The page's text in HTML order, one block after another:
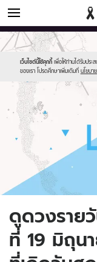
ดูดวง
เว็บไซต์นี้ใช้คุกกี้ เพื่อให้ท่านได้รับปร
ของเรา โปรดศึกษาเพิ่มเติมที่ นโยบา
Sanook
//s.isanook.com/sr/0/
new-
sanook.png
600
60
//s.isanook.com/ho/0/ud/
horoscope-
friday.jpg
ดูดวงราย
ที่ 19 มิถุน